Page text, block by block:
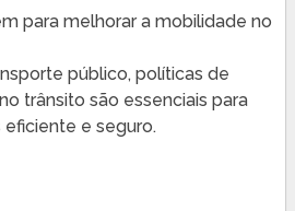
para melhorar a mobilidade no
público, políticas de
trânsito são essenciais para
eficiente e seguro.